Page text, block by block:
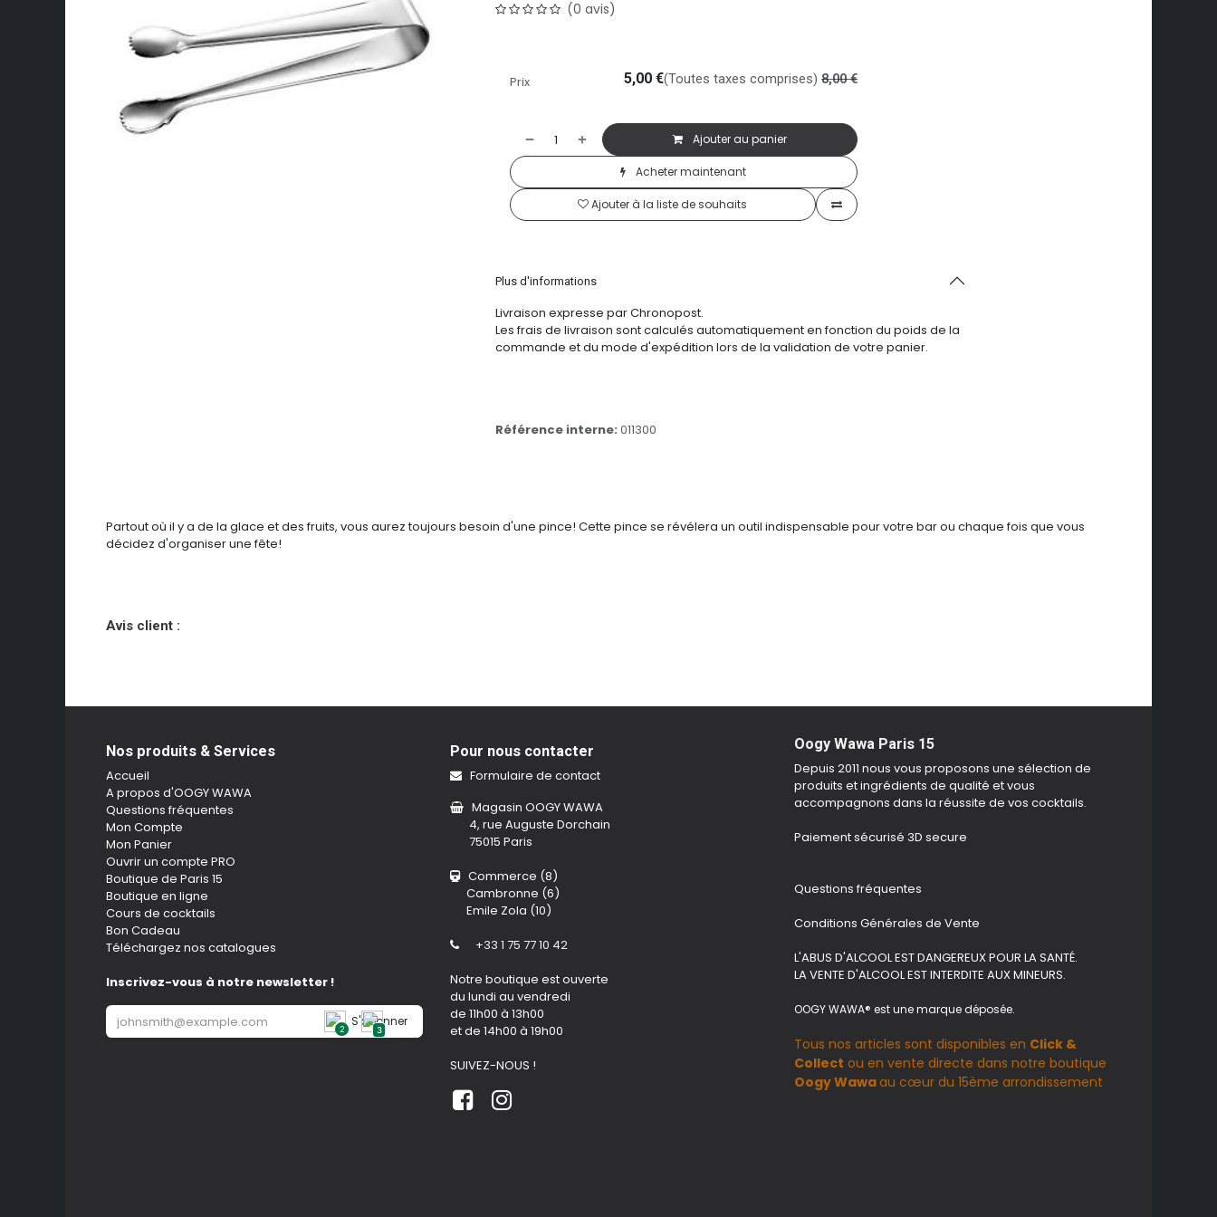
(0 avis)
Ajouter au panier
Acheter maintenant
Ajouter à la liste de souhaits
Prix 5,00€(Toutes taxes comprises) 8,00€
Plus d'informations
Livraison expresse par Chronopost.
Les frais de livraison sont calculés automatiquement en fonction du poids de la
commande et du mode d'expédition lors de la validation de votre panier.
Référence interne: 011300
Partout où il y a de la glace et des fruits, vous aurez toujours besoin d'une pince! Cette pince se révélera un outil indispensable pour votre bar ou chaque fois que vous
décidez d'organiser une fête!
Avis client :
Nos produits & Services
Accueil
A propos d'OOGY WAWA
Questions fréquentes
Mon Compte
Mon Panier
Ouvrir un compte PRO
Boutique de Paris 15
Boutique en ligne
Cours de cocktails
Bon Cadeau
Téléchargez nos catalogues
Inscrivez-vous à notre newsletter !
2 3
S'abonner
Pour nous contacter
Formulaire de contact
Magasin OOGY WAWA
4, rue Auguste Dorchain
75015 Paris
Commerce (8)
Cambronne (6)
Emile Zola (10)
+33 1 75 77 10 42
Notre boutique est ouverte
du lundi au vendredi
de 11h00 à 13h00
et de 14h00 à 19h00
SUIVEZ-NOUS !
Oogy Wawa Paris 15
Depuis 2011 nous vous proposons une sélection de
produits et ingrédients de qualité et vous
accompagnons dans la réussite de vos cocktails.
Paiement sécurisé 3D secure
Questions fréquentes
Conditions Générales de Vente
L'ABUS D'ALCOOL EST DANGEREUX POUR LA SANTÉ.
LA VENTE D'ALCOOL EST INTERDITE AUX MINEURS.
OOGY WAWA® est une marque déposée.
Tous nos articles sont disponibles en Click &
Collect ou en vente directe dans notre boutique
Oogy Wawaau cœur du 15ème arrondissement